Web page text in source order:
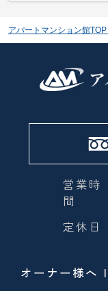
アパートマンション館TOP
営業時
間
定休日
オーナー様へ